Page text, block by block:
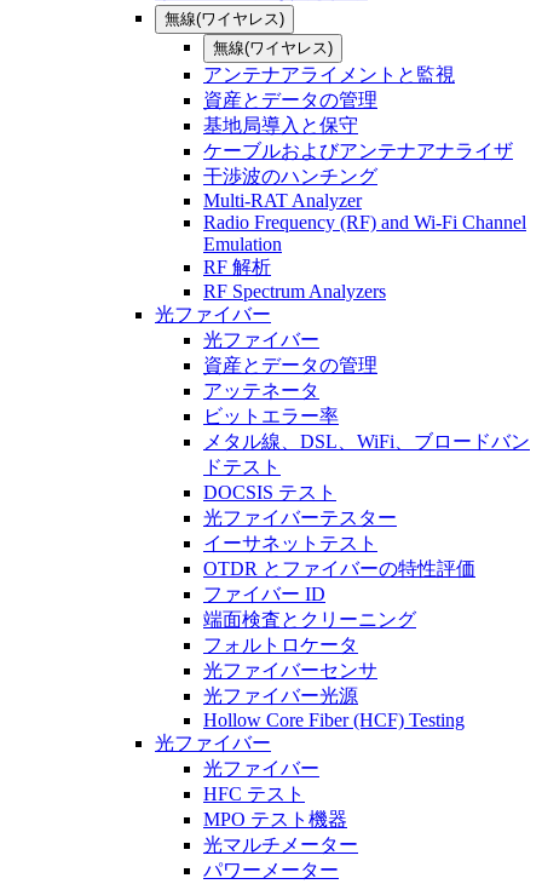
無線(ワイヤレス)
無線(ワイヤレス)
アンテナアライメントと監視
資産とデータの管理
基地局導入と保守
ケーブルおよびアンテナアナライザ
干渉波のハンチング
Multi-RAT Analyzer
Radio Frequency (RF) and Wi-Fi Channel
Emulation
RF 解析
RF Spectrum Analyzers
光ファイバー
光ファイバー
資産とデータの管理
アッテネータ
ビットエラー率
メタル線、DSL、WiFi、ブロードバン
ドテスト
DOCSIS テスト
光ファイバーテスター
イーサネットテスト
OTDR とファイバーの特性評価
ファイバー ID
端面検査とクリーニング
フォルトロケータ
光ファイバーセンサ
光ファイバー光源
Hollow Core Fiber (HCF) Testing
光ファイバー
光ファイバー
HFC テスト
MPO テスト機器
光マルチメーター
パワーメーター